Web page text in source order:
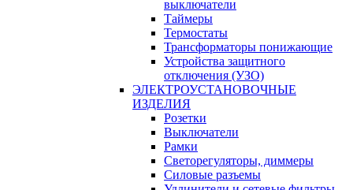
выключатели
Таймеры
Термостаты
Трансформаторы понижающие
Устройства защитного
отключения (УЗО)
ЭЛЕКТРОУСТАНОВОЧНЫЕ
ИЗДЕЛИЯ
Розетки
Выключатели
Рамки
Светорегуляторы, диммеры
Силовые разъемы